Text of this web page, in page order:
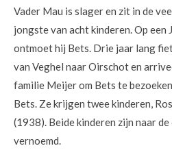
Vader Mau is slager en zit in de
jongste van acht kinderen. Op een
ontmoet hij Bets. Drie jaar lang
van Veghel naar Oirschot en
familie Meijer om Bets te
Bets. Ze krijgen twee kinderen,
(1938). Beide kinderen zijn naar
vernoemd.